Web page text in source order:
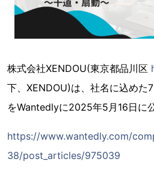
株式会社XENDOU(東京都品川区
下、XENDOU)は、社名に込めた
をWantedlyに2025年5月16日に
https://www.wantedly.com/
38/post_articles/975039